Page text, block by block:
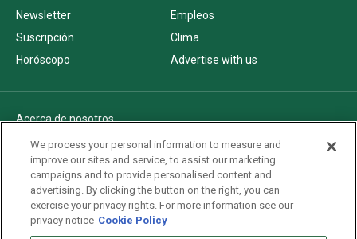
Newsletter
Empleos
Suscripción
Clima
Horóscopo
Advertise with us
Acerca de nosotros
Politica de privacidad
Pautas Editoriales
AdChoices
Advertise with us
Newsletters
We process your personal information to measure and
improve our sites and service, to assist our marketing
campaigns and to provide personalised content and
advertising. By clicking the button on the right, you can
exercise your privacy rights. For more information see our
privacy notice Cookie Policy